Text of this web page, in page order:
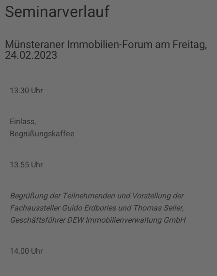
Seminarverlauf
Münsteraner Immobilien-Forum am Freitag,
24.02.2023
13.30 Uhr
Einlass,
Begrüßungskaffee
13.55 Uhr
Begrüßung der Teilnehmenden und Vorstellung der
FachausstellerGuido Erdbories und Thomas Seiler,
Geschäftsführer DEW Immobilienverwaltung GmbH
14.00 Uhr